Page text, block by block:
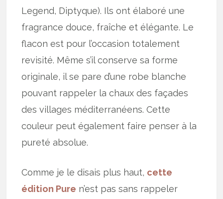
Legend, Diptyque). Ils ont élaboré une
fragrance douce, fraîche et élégante. Le
flacon est pour l’occasion totalement
revisité. Même s’il conserve sa forme
originale, il se pare d’une robe blanche
pouvant rappeler la chaux des façades
des villages méditerranéens. Cette
couleur peut également faire penser à la
pureté absolue.
Comme je le disais plus haut, cette
édition Pure n’est pas sans rappeler